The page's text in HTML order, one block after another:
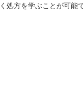
処方を学ぶことが可能で